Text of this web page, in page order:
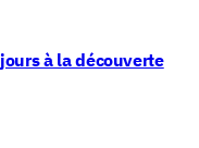
à la découverte